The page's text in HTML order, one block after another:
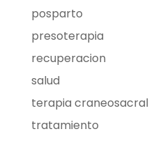
posparto
presoterapia
recuperacion
salud
terapia craneosacral
tratamiento